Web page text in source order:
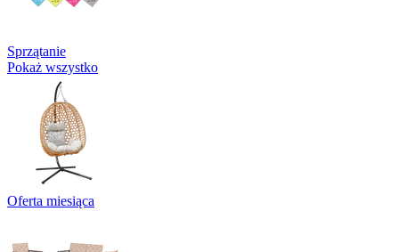
Sprzątanie
Pokaż wszystko
Oferta miesiąca